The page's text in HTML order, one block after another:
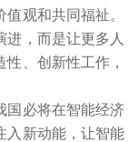
观和共同福祉。
进，而是让更多人
、创新性工作，
必将在智能经济
入新动能，让智能